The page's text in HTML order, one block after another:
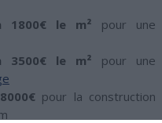
1800€ le m² pour une
3500€ le m² pour une
€ pour la construction